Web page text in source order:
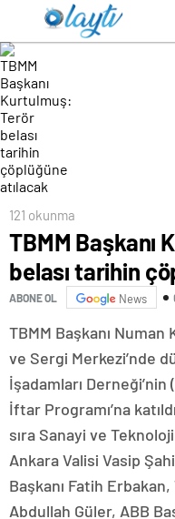
121 okunma
TBMM Başkanı
belası tarihin
ABONE OL News
TBMM Başkanı
ve Sergi Merkezi’nde
İşadamları
İftar Programı’na
sıra Sanayi ve
Ankara Valisi Vasip
Başkanı Fatih
Abdullah Güler, ABB